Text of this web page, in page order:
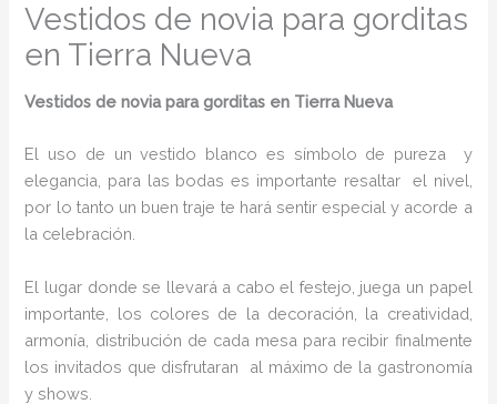
Vestidos de novia para gorditas
en Tierra Nueva
Vestidos de novia para gorditas en Tierra Nueva
El uso de un vestido blanco es símbolo de pureza y
elegancia, para las bodas es importante resaltar el nivel,
por lo tanto un buen traje te hará sentir especial y acorde a
la celebración.
El lugar donde se llevará a cabo el festejo, juega un papel
importante, los colores de la decoración, la creatividad,
armonía, distribución de cada mesa para recibir finalmente
los invitados que disfrutaran al máximo de la gastronomía
y shows.